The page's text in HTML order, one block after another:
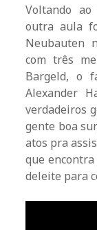
Voltando
outra aula
Neubauten
com três
Bargeld, o
Alexander
verdadeiros
gente boa
atos pra
que
deleite para